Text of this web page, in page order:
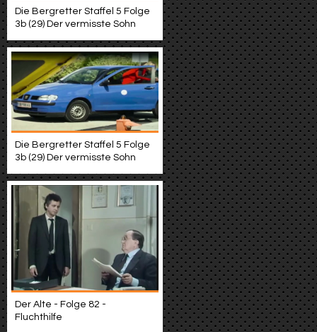
Die Bergretter Staffel 5 Folge
3b (29) Der vermisste Sohn
Die Bergretter Staffel 5 Folge
3b (29) Der vermisste Sohn
Der Alte - Folge 82 -
Fluchthilfe